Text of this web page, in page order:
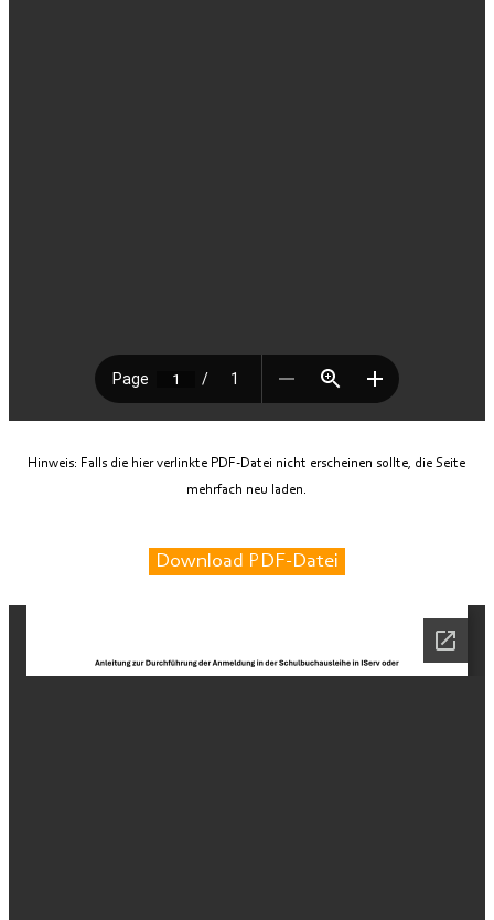
Hinweis: Falls die hier verlinkte PDF-Datei nicht erscheinen sollte, die Seite
mehrfach neu laden.
Download PDF-Datei